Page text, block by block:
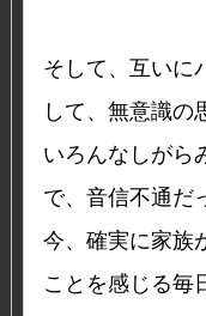
そして、互いに
して、無意識の
いろんなしがら
で、音信不通だ
今、確実に家族
ことを感じる毎